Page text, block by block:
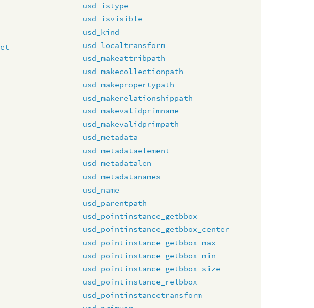
usd_istype
usd_isvisible
usd_kind
usd_localtransform
usd_makeattribpath
usd_makecollectionpath
usd_makepropertypath
usd_makerelationshippath
usd_makevalidprimname
usd_makevalidprimpath
usd_metadata
usd_metadataelement
usd_metadatalen
usd_metadatanames
usd_name
usd_parentpath
usd_pointinstance_getbbox
usd_pointinstance_getbbox_center
usd_pointinstance_getbbox_max
usd_pointinstance_getbbox_min
usd_pointinstance_getbbox_size
usd_pointinstance_relbbox
usd_pointinstancetransform